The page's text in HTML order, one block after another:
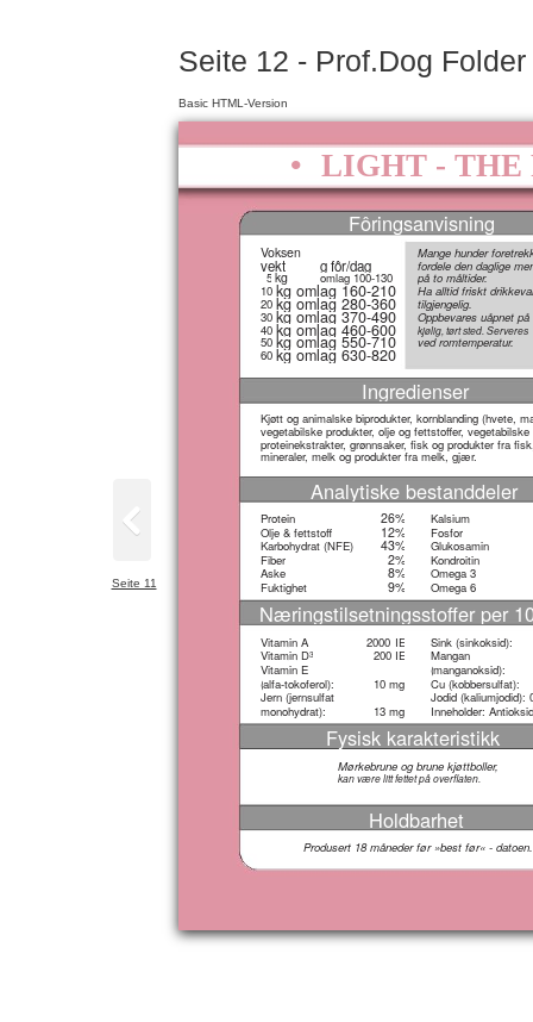
Seite 12 - Prof.Dog Folder
Basic HTML-Version
• LIGHT - THE
Fôringsanvisning
Voksen
vekt g fôr/dag
5 kg omlag 100-130
10 kg omlag 160-210
20 kg omlag 280-360
30 kg omlag 370-490
40 kg omlag 460-600
50 kg omlag 550-710
60 kg omlag 630-820
Protein 26%
Olje & fettstoff 12%
Karbohydrat (NFE) 43%
Fiber 2%
Aske 8%
Fuktighet 9%
Kalsium
Fosfor
Glukosamin
Kondroitin
Omega 3
Omega 6
Vitamin A 2000 IE
Vitamin D3 200 IE
Vitamin E
(alfa-tokoferol): 10 mg
Jern (jernsulfat
monohydrat):
13 mg
Sink (sinkoksid):
Mangan
(manganoksid):
Cu (kobbersulfat):
Jodid (kaliumjodid):
Inneholder:
Kjøtt og animalske biprodukter, kornblanding (hvete,
vegetabilske produkter, olje og fettstoffer, vegetabilske
proteinekstrakter, grønnsaker, fisk og produkter fra
mineraler, melk og produkter fra melk, gjær.
Mørkebrune og brune kjøttboller,
kan være litt fettet på overflaten.
Ingredienser
Analytiske bestanddeler
Næringstilsetningsstoffer per
Fysisk karakteristikk
Holdbarhet
Mange hunder
fordele den daglige
på to måltider.
Ha alltid friskt
tilgjengelig.
Oppbevares uåpnet på
kjølig, tørt sted. Serveres
ved romtemperatur.
Produsert 18 måneder før »best før« - datoen.
Seite 11